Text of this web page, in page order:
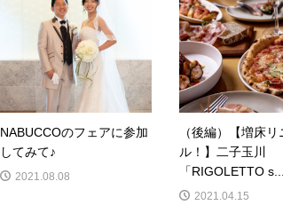
NABUCCOのフェアに参加
してみて♪
2021.08.08
（後編）【増床
ル！】二子玉川
「RIGOLETTO s...
2021.04.15